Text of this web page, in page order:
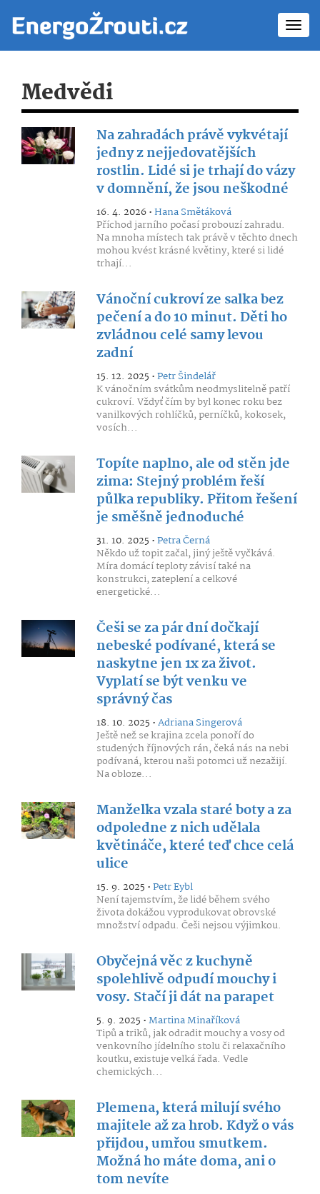
Medvědi
Na zahradách právě vykvétají
jedny z nejjedovatějších
rostlin. Lidé si je trhají do vázy
v domnění, že jsou neškodné
16. 4. 2026 •Hana Smětáková
Příchod jarního počasí probouzí zahradu.
Na mnoha místech tak právě v těchto dnech
mohou kvést krásné květiny, které si lidé
trhají...
Vánoční cukroví ze salka bez
pečení a do 10 minut. Děti ho
zvládnou celé samy levou
zadní
15. 12. 2025 •Petr Šindelář
K vánočním svátkům neodmyslitelně patří
cukroví. Vždyť čím by byl konec roku bez
vanilkových rohlíčků, perníčků, kokosek,
vosích...
Topíte naplno, ale od stěn jde
zima: Stejný problém řeší
půlka republiky. Přitom řešení
je směšně jednoduché
31. 10. 2025 •Petra Černá
Někdo už topit začal, jiný ještě vyčkává.
Míra domácí teploty závisí také na
konstrukci, zateplení a celkové
energetické...
Češi se za pár dní dočkají
nebeské podívané, která se
naskytne jen 1x za život.
Vyplatí se být venku ve
správný čas
18. 10. 2025 •Adriana Singerová
Ještě než se krajina zcela ponoří do
studených říjnových rán, čeká nás na nebi
podívaná, kterou naši potomci už nezažijí.
Na obloze...
Manželka vzala staré boty a za
odpoledne z nich udělala
květináče, které teď chce celá
ulice
15. 9. 2025 •Petr Eybl
Není tajemstvím, že lidé během svého
života dokážou vyprodukovat obrovské
množství odpadu. Češi nejsou výjimkou.
Obyčejná věc z kuchyně
spolehlivě odpudí mouchy i
vosy. Stačí ji dát na parapet
5. 9. 2025 •Martina Minaříková
Tipů a triků, jak odradit mouchy a vosy od
venkovního jídelního stolu či relaxačního
koutku, existuje velká řada. Vedle
chemických...
Plemena, která milují svého
majitele až za hrob. Když o vás
přijdou, umřou smutkem.
Možná ho máte doma, ani o
tom nevíte